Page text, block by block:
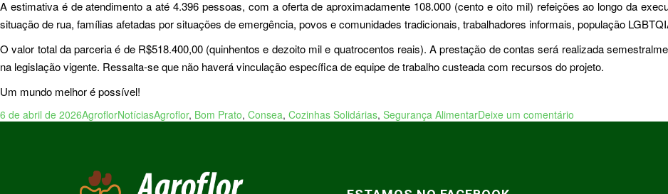
A estimativa é de atendimento a até 4.396 pessoas, com a oferta de aproximadamente 108.000 (cento e oito mil) refeições ao longo da
situação de rua, famílias afetadas por situações de emergência, povos e comunidades tradicionais, trabalhadores informais, população
O valor total da parceria é de R$518.400,00 (quinhentos e dezoito mil e quatrocentos reais). A prestação de contas será realizada
na legislação vigente. Ressalta-se que não haverá vinculação específica de equipe de trabalho custeada com recursos do projeto.
Um mundo melhor é possível!
6 de abril de 2026AgroflorNotíciasAgroflor, Bom Prato, Consea, Cozinhas Solidárias, Segurança AlimentarDeixe um comentário